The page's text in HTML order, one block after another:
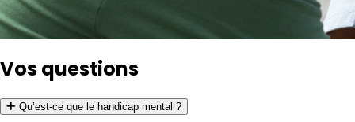
Vos questions
Qu’est-ce que le handicap mental ?